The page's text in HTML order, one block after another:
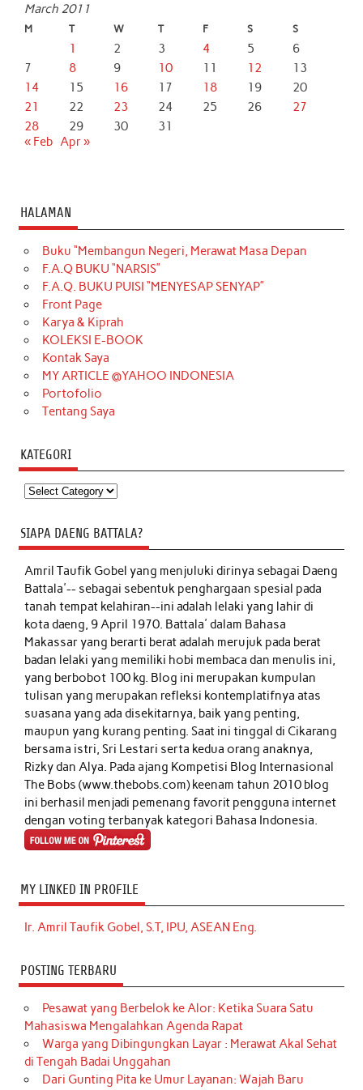
March 2011
M T W T F S S
1 2 3 4 5
6
7
8 9 10 11 12
13
14
15 16 17 18 19
20
21
22 23 24 25 26
27
28
29 30
31
« Feb Apr »
HALAMAN
Buku “Membangun Negeri, Merawat Masa Depan
F.A.Q BUKU “NARSIS”
F.A.Q. BUKU PUISI “MENYESAP SENYAP”
Front Page
Karya & Kiprah
KOLEKSI E-BOOK
Kontak Saya
MY ARTICLE @YAHOO INDONESIA
Portofolio
Tentang Saya
KATEGORI
Kategori
SIAPA DAENG BATTALA?
Amril Taufik Gobelyang menjuluki dirinya sebagai Daeng
Battala'-- sebagai sebentuk penghargaan spesial pada
tanah tempat kelahiran--ini adalah lelaki yang lahir di
kota daeng, 9 April 1970. Battala' dalam Bahasa
Makassar yang berarti berat adalah merujuk pada berat
badan lelaki yang memiliki hobi membaca dan menulis ini,
yang berbobot 100 kg. Blog ini merupakan kumpulan
tulisan yang merupakan refleksi kontemplatifnya atas
suasana yang ada disekitarnya, baik yang penting,
maupun yang kurang penting. Saat ini tinggal di Cikarang
bersama istri, Sri Lestari serta kedua orang anaknya,
Rizky dan Alya. Pada ajang Kompetisi Blog Internasional
The Bobs (www.thebobs.com) keenam tahun 2010 blog
ini berhasil menjadi pemenang favorit pengguna internet
dengan voting terbanyak kategori Bahasa Indonesia.
MY LINKED IN PROFILE
Ir. Amril Taufik Gobel, S.T, IPU, ASEAN Eng.
POSTING TERBARU
Pesawat yang Berbelok ke Alor: Ketika Suara Satu
Mahasiswa Mengalahkan Agenda Rapat
Warga yang Dibingungkan Layar : Merawat Akal Sehat
di Tengah Badai Unggahan
Dari Gunting Pita ke Umur Layanan: Wajah Baru